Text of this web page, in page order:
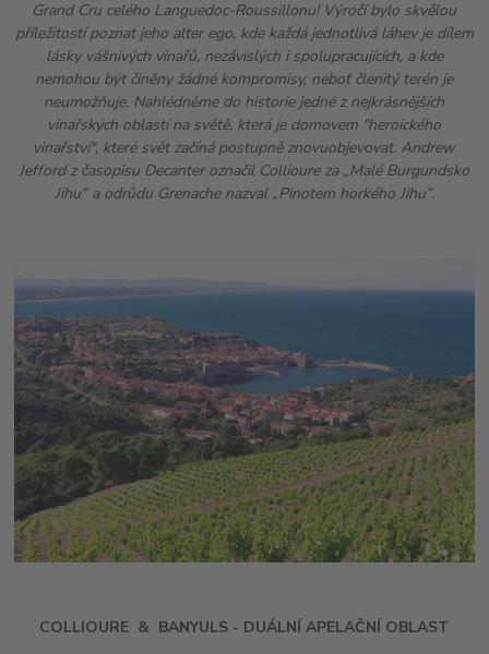
Grand Cru celého Languedoc-Roussillonu! Výročí bylo skvělou
příležitostí poznat jeho alter ego, kde každá jednotlivá láhev je dílem
lásky vášnivých vinařů, nezávislých i spolupracujících, a kde
nemohou být činěny žádné kompromisy, neboť členitý terén je
neumožňuje. Nahlédněme do historie jedné z nejkrásnějších
vinařských oblastí na světě, která je domovem "heroického
vinařství", které svět začíná postupně znovuobjevovat. Andrew
Jefford z časopisu Decanter označil Collioure za „Malé Burgundsko
Jihu“ a odrůdu Grenache nazval „Pinotem horkého Jihu“.
COLLIOURE & BANYULS - DUÁLNÍ APELAČNÍ OBLAST